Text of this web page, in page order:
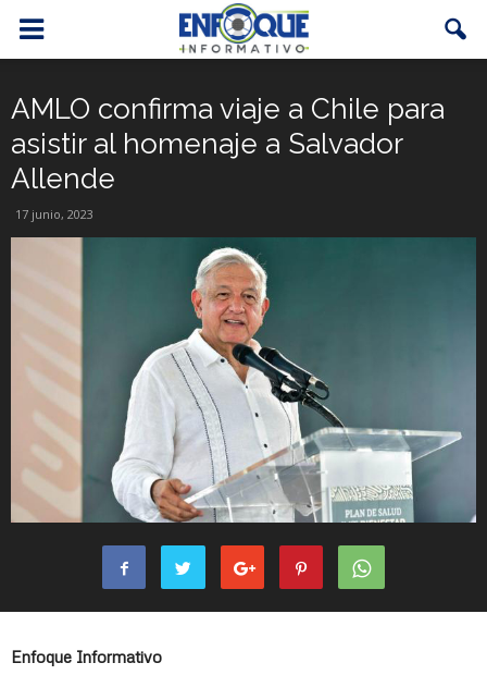
AMLO confirma viaje a Chile para
asistir al homenaje a Salvador
Allende
17 junio, 2023
Enfoque Informativo